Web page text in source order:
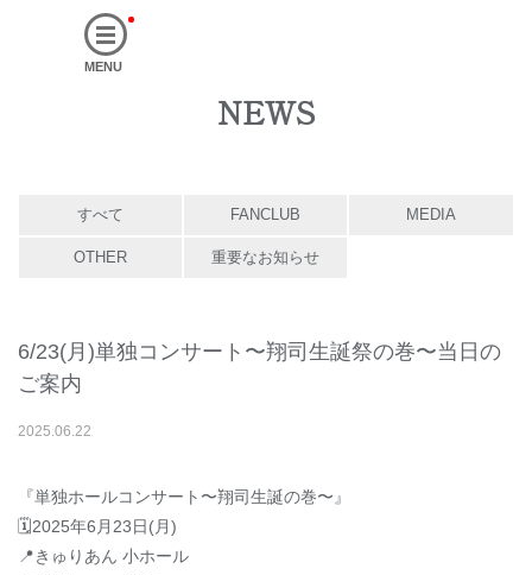
MENU
NEWS
すべて FANCLUB MEDIA
OTHER 重要なお知らせ
6/23(月)単独コンサート〜翔司生誕祭の巻〜当日の
ご案内
2025.06.22
『単独ホールコンサート〜翔司生誕の巻〜』
🗓2025年6月23日(月)
📍きゅりあん 小ホール